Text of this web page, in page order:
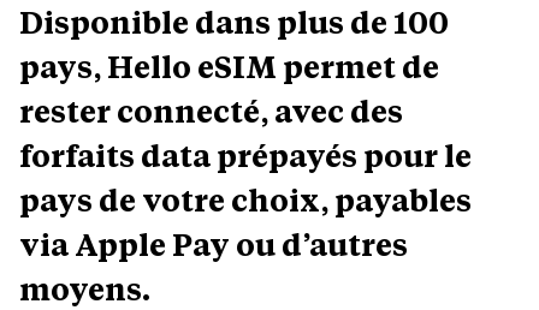
Disponible dans plus de 100
pays, Hello eSIM permet de
rester connecté, avec des
forfaits data prépayés pour le
pays de votre choix, payables
via Apple Pay ou d’autres
moyens.